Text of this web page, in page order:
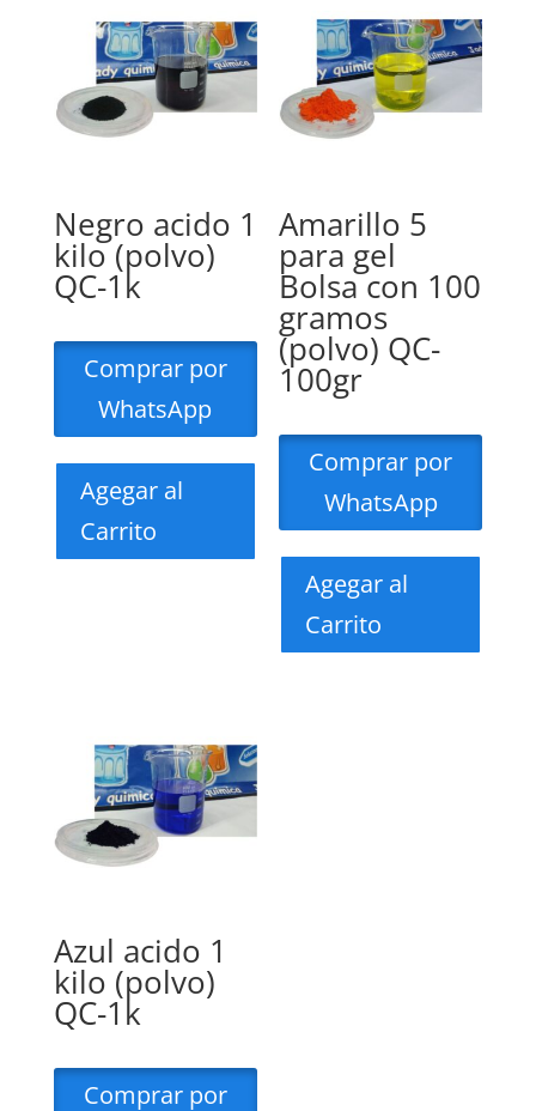
Negro acido 1
kilo (polvo)
QC-1k
Comprar por
WhatsApp
Agegar al
Carrito
Amarillo 5
para gel
Bolsa con 100
gramos
(polvo) QC-
100gr
Comprar por
WhatsApp
Agegar al
Carrito
Azul acido 1
kilo (polvo)
QC-1k
Comprar por